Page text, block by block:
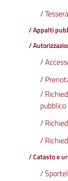
/
/ Appalti
/
/
/
/
pubblico
/
/
/ Catasto e
/